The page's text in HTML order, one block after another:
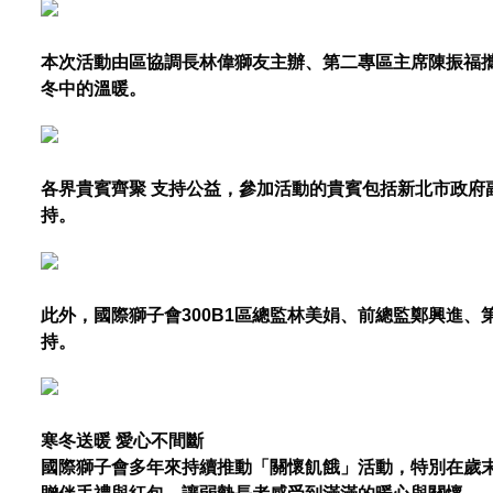
本次活動由區協調長林偉獅友主辦、第二專區主席陳振
冬中的溫暖。
各界貴賓齊聚 支持公益，參加活動的貴賓包括新北市政
持。
此外，國際獅子會300B1區總監林美娟、前總監鄭興進
持。
寒冬送暖 愛心不間斷
國際獅子會多年來持續推動「關懷飢餓」活動，特別在